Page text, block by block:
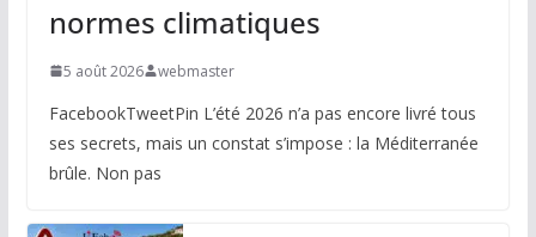
normes climatiques
5 août 2026 webmaster
FacebookTweetPin L’été 2026 n’a pas encore livré tous
ses secrets, mais un constat s’impose : la Méditerranée
brûle. Non pas